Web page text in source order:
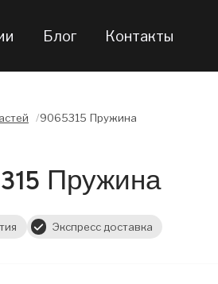
Блог Контакты
/9065315 Пружина
Пружина
Экспресс доставка